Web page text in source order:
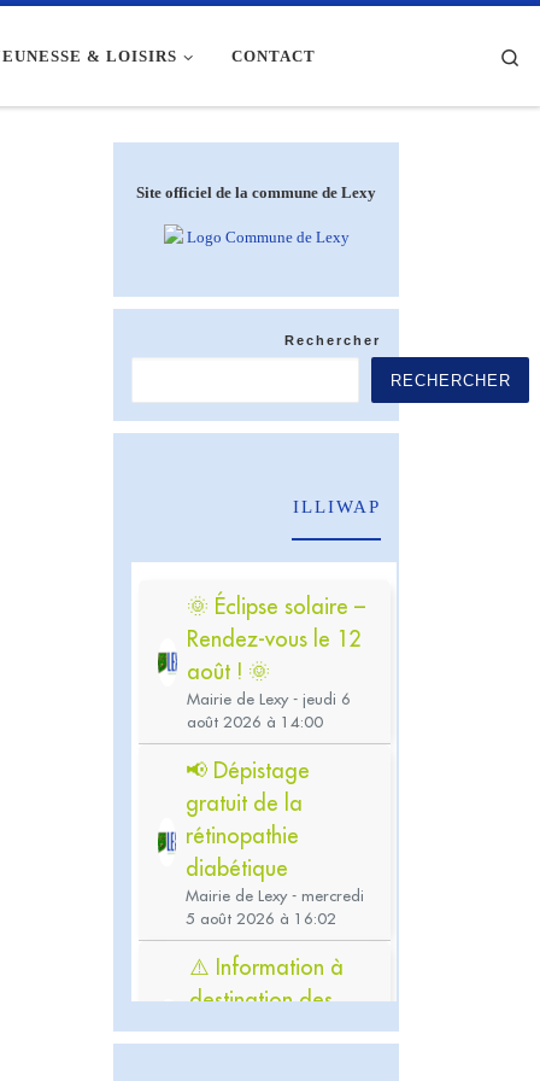
& LOISIRS CONTACT
Site officiel de la commune de Lexy
Rechercher
RECHERCHER
ILLIWAP